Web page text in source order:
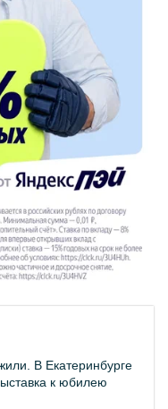
В Екатеринбурге
к юбилею